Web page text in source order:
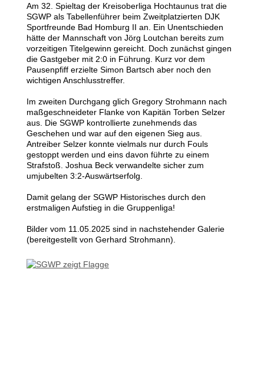
Am 32. Spieltag der Kreisoberliga Hochtaunus trat die
SGWP als Tabellenführer beim Zweitplatzierten DJK
Sportfreunde Bad Homburg II an. Ein Unentschieden
hätte der Mannschaft von Jörg Loutchan bereits zum
vorzeitigen Titelgewinn gereicht. Doch zunächst gingen
die Gastgeber mit 2:0 in Führung. Kurz vor dem
Pausenpfiff erzielte Simon Bartsch aber noch den
wichtigen Anschlusstreffer.
Im zweiten Durchgang glich Gregory Strohmann nach
maßgeschneideter Flanke von Kapitän Torben Selzer
aus. Die SGWP kontrollierte zunehmends das
Geschehen und war auf den eigenen Sieg aus.
Antreiber Selzer konnte vielmals nur durch Fouls
gestoppt werden und eins davon führte zu einem
Strafstoß. Joshua Beck verwandelte sicher zum
umjubelten 3:2-Auswärtserfolg.
Damit gelang der SGWP Historisches durch den
erstmaligen Aufstieg in die Gruppenliga!
Bilder vom 11.05.2025 sind in nachstehender Galerie
(bereitgestellt von Gerhard Strohmann).